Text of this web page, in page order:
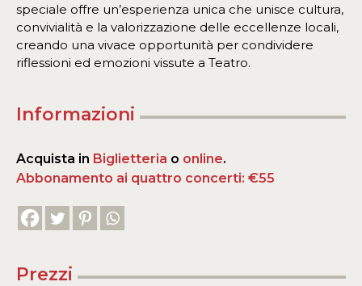
speciale offre un’esperienza unica che unisce cultura,
convivialità e la valorizzazione delle eccellenze locali,
creando una vivace opportunità per condividere
riflessioni ed emozioni vissute a Teatro.
Informazioni
Acquista in Biglietteria o online.
Abbonamento ai quattro concerti: €55
Prezzi